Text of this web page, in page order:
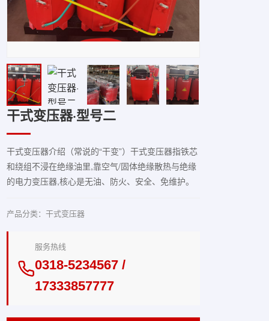
干式变压器·型号二
干式变压器介绍（常说的“干变”）干式变压器指铁芯
和绕组不浸在绝缘油里,靠空气/固体绝缘散热与绝缘
的电力变压器,核心是无油、防火、安全、免维护。
产品分类：干式变压器
服务热线
0318-5234567 /
17333857777